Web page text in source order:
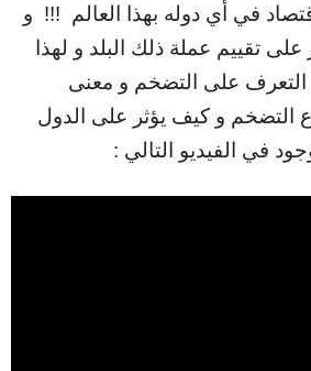
في أي دوله بهذا العالم !!! و
على تقييم عملة ذلك البلد و لهذا
على التضخم و معنى
التضخم و كيف يؤثر على الدول
في الفيديو التالي :